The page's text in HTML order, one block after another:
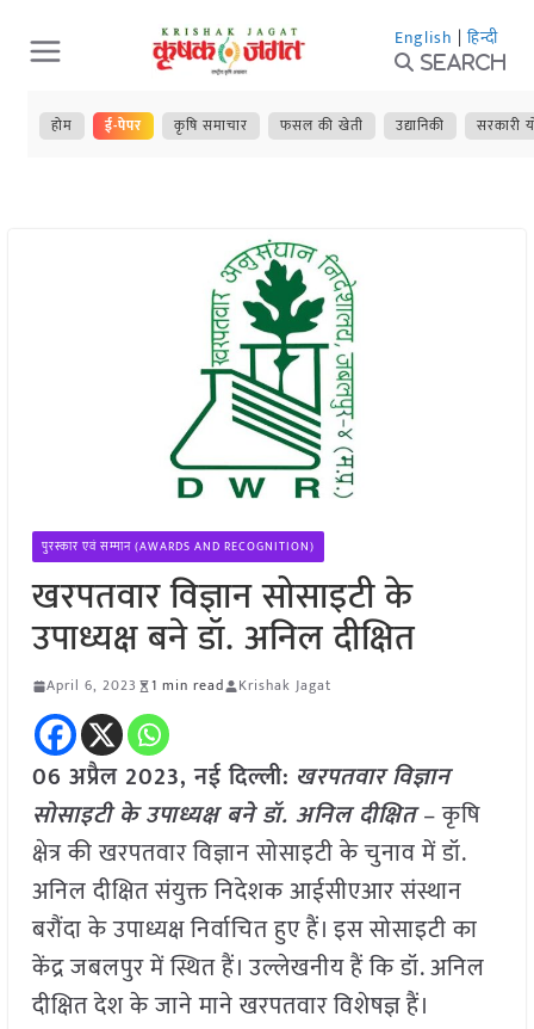
Skip
to
content
English | हिन्दी
Search
होम ई-पेपर कृषि समाचार फसल की खेती उद्यानिकी सरकारी
पुरस्कार एवं सम्मान (AWARDS AND RECOGNITION)
खरपतवार विज्ञान सोसाइटी के
उपाध्यक्ष बने डॉ. अनिल दीक्षित
April 6, 2023 1 min read Krishak Jagat
06 अप्रैल 2023, नई दिल्ली: खरपतवार विज्ञान
सोसाइटी के उपाध्यक्ष बने डॉ. अनिल दीक्षित– कृषि
क्षेत्र की खरपतवार विज्ञान सोसाइटी के चुनाव में डॉ.
अनिल दीक्षित संयुक्त निदेशक आईसीएआर संस्थान
बरौंदा के उपाध्यक्ष निर्वाचित हुए हैं। इस सोसाइटी का
केंद्र जबलपुर में स्थित हैं। उल्लेखनीय हैं कि डॉ. अनिल
दीक्षित देश के जाने माने खरपतवार विशेषज्ञ हैं।